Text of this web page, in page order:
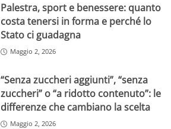
Palestra, sport e benessere: quanto
costa tenersi in forma e perché lo
Stato ci guadagna
Maggio 2, 2026
“Senza zuccheri aggiunti”, “senza
zuccheri” o “a ridotto contenuto”: le
differenze che cambiano la scelta
Maggio 2, 2026